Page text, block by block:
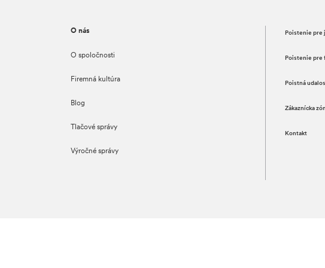
O nás
O spoločnosti
Firemná kultúra
Blog
Tlačové správy
Výročné správy
Poistenie pre
Poistenie pre
Poistná
Zákaznícka
Kontakt